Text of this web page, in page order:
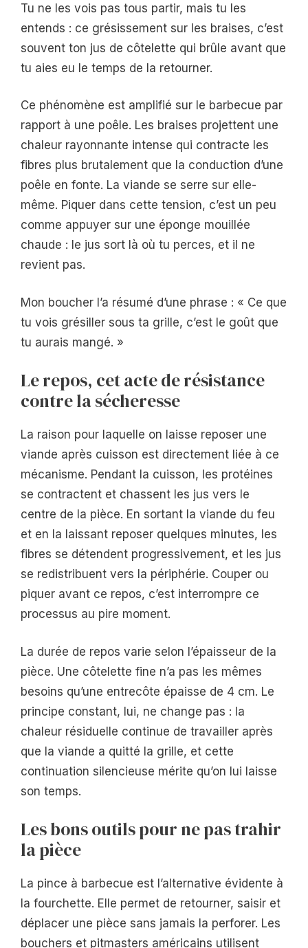
Tu ne les vois pas tous partir, mais tu les
entends : ce grésissement sur les braises, c’est
souvent ton jus de côtelette qui brûle avant que
tu aies eu le temps de la retourner.
Ce phénomène est amplifié sur le barbecue par
rapport à une poêle. Les braises projettent une
chaleur rayonnante intense qui contracte les
fibres plus brutalement que la conduction d’une
poêle en fonte. La viande se serre sur elle-
même. Piquer dans cette tension, c’est un peu
comme appuyer sur une éponge mouillée
chaude : le jus sort là où tu perces, et il ne
revient pas.
Mon boucher l’a résumé d’une phrase : « Ce que
tu vois grésiller sous ta grille, c’est le goût que
tu aurais mangé. »
Le repos, cet acte de résistance
contre la sécheresse
La raison pour laquelle on laisse reposer une
viande après cuisson est directement liée à ce
mécanisme. Pendant la cuisson, les protéines
se contractent et chassent les jus vers le
centre de la pièce. En sortant la viande du feu
et en la laissant reposer quelques minutes, les
fibres se détendent progressivement, et les jus
se redistribuent vers la périphérie. Couper ou
piquer avant ce repos, c’est interrompre ce
processus au pire moment.
La durée de repos varie selon l’épaisseur de la
pièce. Une côtelette fine n’a pas les mêmes
besoins qu’une entrecôte épaisse de 4 cm. Le
principe constant, lui, ne change pas : la
chaleur résiduelle continue de travailler après
que la viande a quitté la grille, et cette
continuation silencieuse mérite qu’on lui laisse
son temps.
Les bons outils pour ne pas trahir
la pièce
La pince à barbecue est l’alternative évidente à
la fourchette. Elle permet de retourner, saisir et
déplacer une pièce sans jamais la perforer. Les
bouchers et pitmasters américains utilisent